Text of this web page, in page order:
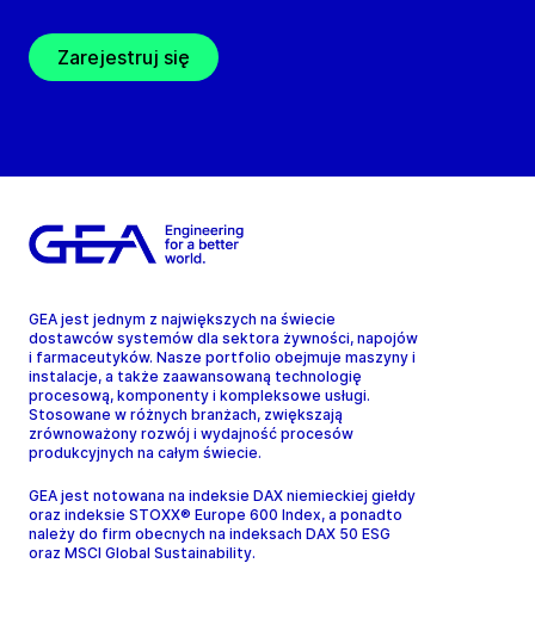
Zarejestruj się
GEA jest jednym z największych na świecie
dostawców systemów dla sektora żywności, napojów
i farmaceutyków. Nasze portfolio obejmuje maszyny i
instalacje, a także zaawansowaną technologię
procesową, komponenty i kompleksowe usługi.
Stosowane w różnych branżach, zwiększają
zrównoważony rozwój i wydajność procesów
produkcyjnych na całym świecie.
GEA jest notowana na indeksie DAX niemieckiej giełdy
oraz indeksie STOXX® Europe 600 Index, a ponadto
należy do firm obecnych na indeksach DAX 50 ESG
oraz MSCI Global Sustainability.